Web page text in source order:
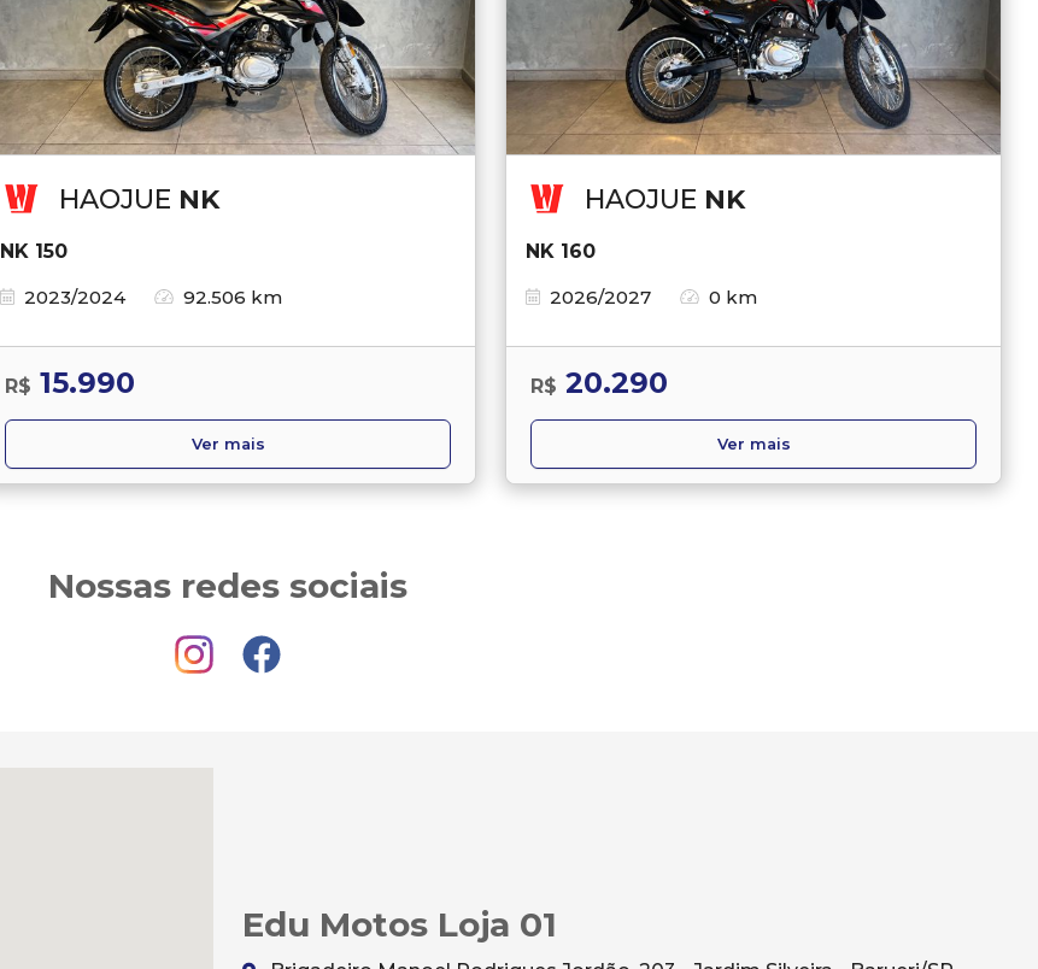
HAOJUE NK
NK 150
2023/2024
92.506 km
R$ 15.990
Ver mais
HAOJUE NK
NK 160
2026/2027
0 km
R$ 20.290
Ver mais
Nossas redes sociais
Edu Motos Loja 01